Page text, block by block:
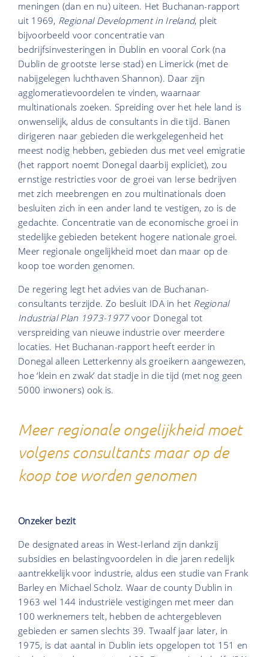
meningen (dan en nu) uiteen. Het Buchanan-rapport
uit 1969, Regional Development in Ireland, pleit
bijvoorbeeld voor concentratie van
bedrijfsinvesteringen in Dublin en vooral Cork (na
Dublin de grootste Ierse stad) en Limerick (met de
nabijgelegen luchthaven Shannon). Daar zijn
agglomeratievoordelen te vinden, waarnaar
multinationals zoeken. Spreiding over het hele land is
onwenselijk, aldus de consultants in die tijd. Banen
dirigeren naar gebieden die werkgelegenheid het
meest nodig hebben, gebieden dus met veel emigratie
(het rapport noemt Donegal daarbij expliciet), zou
ernstige restricties voor de groei van Ierse bedrijven
met zich meebrengen en zou multinationals doen
besluiten zich in een ander land te vestigen, zo is de
gedachte. Concentratie van de economische groei in
stedelijke gebieden betekent hogere nationale groei.
Meer regionale ongelijkheid moet dan maar op de
koop toe worden genomen.
De regering legt het advies van de Buchanan-
consultants terzijde. Zo besluit IDA in het Regional
Industrial Plan 1973-1977voor Donegal tot
verspreiding van nieuwe industrie over meerdere
locaties. Het Buchanan-rapport heeft eerder in
Donegal alleen Letterkenny als groeikern aangewezen,
hoe ‘klein en zwak’ dat stadje in die tijd (met nog geen
5000 inwoners) ook is.
Meer regionale ongelijkheid moet
volgens consultants maar op de
koop toe worden genomen
Onzeker bezit
De designated areas in West-Ierland zijn dankzij
subsidies en belastingvoordelen in die jaren redelijk
aantrekkelijk voor industrie, aldus een studie van Frank
Barley en Michael Scholz. Waar de county Dublin in
1963 wel 144 industriële vestigingen met meer dan
100 werknemers telt, hebben de achtergebleven
gebieden er samen slechts 39. Twaalf jaar later, in
1975, is dat aantal in Dublin iets opgelopen tot 151 en